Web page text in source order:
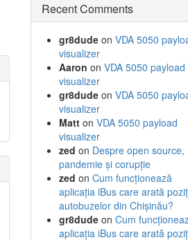
Recent Comments
gr8dudeon VDA 5050
visualizer
Aaron on VDA 5050 payload
visualizer
gr8dudeon VDA 5050
visualizer
Matton VDA 5050 payload
visualizer
zed on Despre open source,
pandemie și corupție
zed on Cum funcționează
aplicația iBus care arată
autobuzelor din Chișinău?
gr8dudeon Cum
aplicația iBus care arată